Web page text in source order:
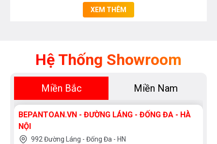
Bếp từ Canzy CZ-ML9989G thiết kế bảng điều khiển
lứa tuổi
Chức năng tạm dừng và ghi nhớ chương trình Pause
& Recall:Tạm dừng bếp khi đang đun nấu, sau đó ta tiếp
tục đun nấu trở lại bằng việc nhấn vào thanh trượt Slider
hoặc phím Pause, bếp sẽ hoạt động trở lại đúng cài đặt
trước đó khi được khởi chạy trở lại.
XEM THÊM
Hệ Thống Showroom
Miền Bắc Miền Nam
BEPANTOAN.VN - ĐƯỜNG LÁNG - ĐỐNG ĐA - HÀ
NỘI
992 Đường Láng - Đống Đa - HN